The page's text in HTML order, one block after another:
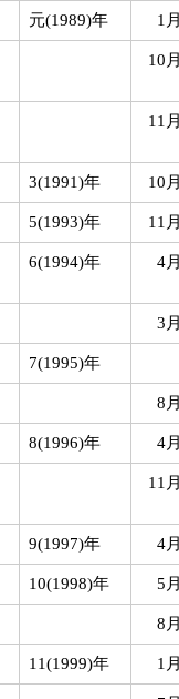
元(1989)年 1月
10月
11月
3(1991)年 10月
5(1993)年 11月
6(1994)年 4月
3月
7(1995)年
8月
8(1996)年 4月
11月
9(1997)年 4月
10(1998)年 5月
8月
11(1999)年 1月